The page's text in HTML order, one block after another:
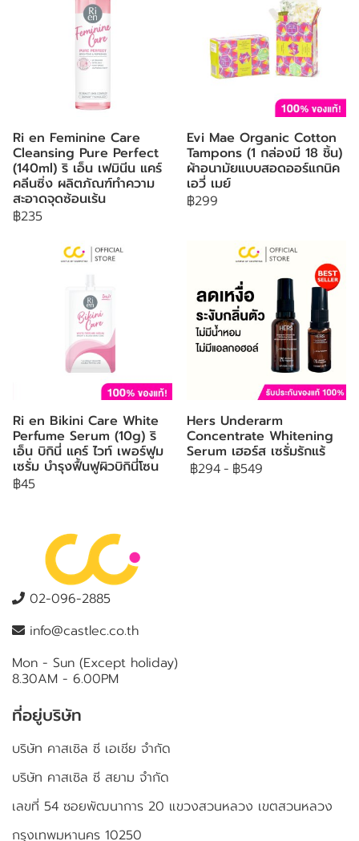
Ri en Feminine Care
Cleansing Pure Perfect
(140ml) ริ เอ็น เฟมินีน แคร์
คลีนซิ่ง ผลิตภัณฑ์ทำความ
สะอาดจุดซ้อนเร้น
฿235
Evi Mae Organic Cotton
Tampons (1 กล่องมี 18 ชิ้น)
ผ้าอนามัยแบบสอดออร์แกนิค
เอวี่ เมย์
฿299
Ri en Bikini Care White
Perfume Serum (10g) ริ
เอ็น บิกินี่ แคร์ ไวท์ เพอร์ฟูม
เซรั่ม บำรุงฟื้นฟูผิวบิกินี่โซน
฿45
Hers Underarm
Concentrate Whitening
Serum เฮอร์ส เซรั่มรักแร้
฿294- ฿549
02-096-2885
info@castlec.co.th
Mon - Sun (Except holiday)
8.30AM - 6.00PM
ที่อยู่บริษัท
บริษัท คาสเซิล ซี เอเชีย จำกัด
บริษัท คาสเซิล ซี สยาม จำกัด
เลขที่ 54 ซอยพัฒนาการ 20 แขวงสวนหลวง เขตสวนหลวง
กรุงเทพมหานคร 10250